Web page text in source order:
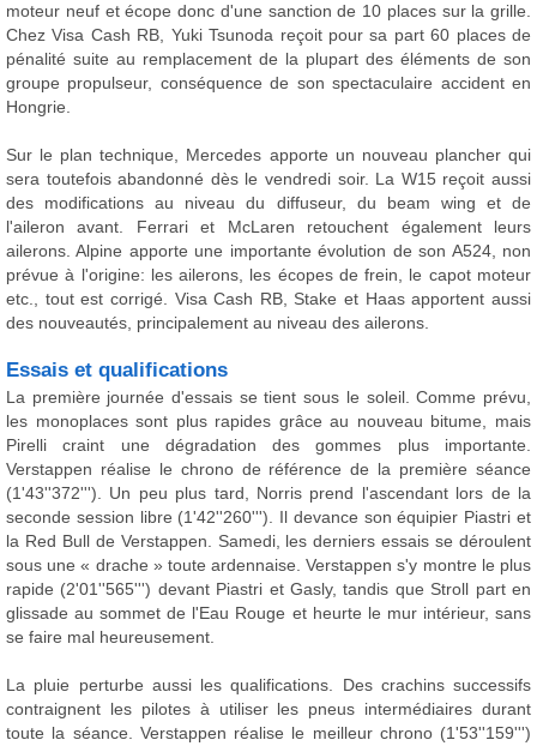
moteur neuf et écope donc d'une sanction de 10 places sur la grille.
Chez Visa Cash RB, Yuki Tsunoda reçoit pour sa part 60 places de
pénalité suite au remplacement de la plupart des éléments de son
groupe propulseur, conséquence de son spectaculaire accident en
Hongrie.
Sur le plan technique, Mercedes apporte un nouveau plancher qui
sera toutefois abandonné dès le vendredi soir. La W15 reçoit aussi
des modifications au niveau du diffuseur, du beam wing et de
l'aileron avant. Ferrari et McLaren retouchent également leurs
ailerons. Alpine apporte une importante évolution de son A524, non
prévue à l'origine: les ailerons, les écopes de frein, le capot moteur
etc., tout est corrigé. Visa Cash RB, Stake et Haas apportent aussi
des nouveautés, principalement au niveau des ailerons.
Essais et qualifications
La première journée d'essais se tient sous le soleil. Comme prévu,
les monoplaces sont plus rapides grâce au nouveau bitume, mais
Pirelli craint une dégradation des gommes plus importante.
Verstappen réalise le chrono de référence de la première séance
(1'43''372'''). Un peu plus tard, Norris prend l'ascendant lors de la
seconde session libre (1'42''260'''). Il devance son équipier Piastri et
la Red Bull de Verstappen. Samedi, les derniers essais se déroulent
sous une « drache » toute ardennaise. Verstappen s'y montre le plus
rapide (2'01''565''') devant Piastri et Gasly, tandis que Stroll part en
glissade au sommet de l'Eau Rouge et heurte le mur intérieur, sans
se faire mal heureusement.
La pluie perturbe aussi les qualifications. Des crachins successifs
contraignent les pilotes à utiliser les pneus intermédiaires durant
toute la séance. Verstappen réalise le meilleur chrono (1'53''159''')